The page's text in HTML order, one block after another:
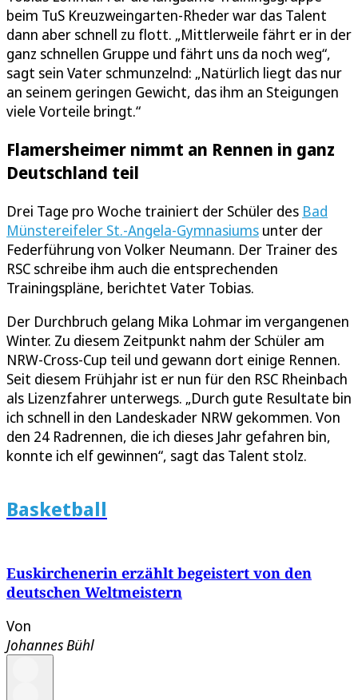
beim TuS Kreuzweingarten-Rheder war das Talent
dann aber schnell zu flott. „Mittlerweile fährt er in der
ganz schnellen Gruppe und fährt uns da noch weg“,
sagt sein Vater schmunzelnd: „Natürlich liegt das nur
an seinem geringen Gewicht, das ihm an Steigungen
viele Vorteile bringt.“
Flamersheimer nimmt an Rennen in ganz
Deutschland teil
Drei Tage pro Woche trainiert der Schüler des Bad
Münstereifeler St.-Angela-Gymnasiums unter der
Federführung von Volker Neumann. Der Trainer des
RSC schreibe ihm auch die entsprechenden
Trainingspläne, berichtet Vater Tobias.
Der Durchbruch gelang Mika Lohmar im vergangenen
Winter. Zu diesem Zeitpunkt nahm der Schüler am
NRW-Cross-Cup teil und gewann dort einige Rennen.
Seit diesem Frühjahr ist er nun für den RSC Rheinbach
als Lizenzfahrer unterwegs. „Durch gute Resultate bin
ich schnell in den Landeskader NRW gekommen. Von
den 24 Radrennen, die ich dieses Jahr gefahren bin,
konnte ich elf gewinnen“, sagt das Talent stolz.
Basketball
Euskirchenerin erzählt begeistert von den
deutschen Weltmeistern
Von
Johannes Bühl